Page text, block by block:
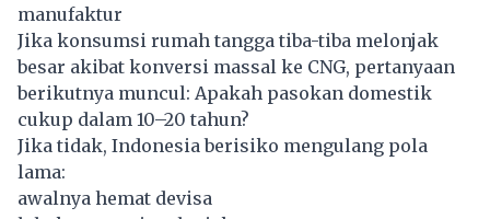
manufaktur
Jika konsumsi rumah tangga tiba-tiba melonjak
besar akibat konversi massal ke CNG, pertanyaan
berikutnya muncul: Apakah pasokan domestik
cukup dalam 10–20 tahun?
Jika tidak, Indonesia berisiko mengulang pola
lama:
awalnya hemat devisa